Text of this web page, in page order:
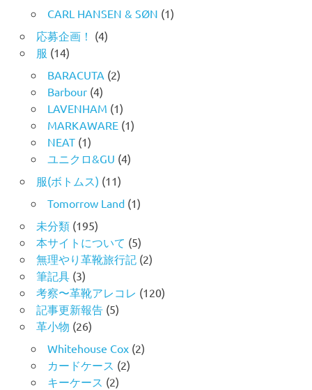
CARL HANSEN & SØN (1)
応募企画！ (4)
服 (14)
BARACUTA (2)
Barbour(4)
LAVENHAM (1)
MARKAWARE(1)
NEAT(1)
ユニクロ&GU (4)
服(ボトムス) (11)
Tomorrow Land(1)
未分類(195)
本サイトについて (5)
無理やり革靴旅行記 (2)
筆記具(3)
考察〜革靴アレコレ (120)
記事更新報告(5)
革小物 (26)
Whitehouse Cox(2)
カードケース (2)
キーケース (2)